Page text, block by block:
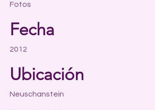
Fotos
Fecha
2012
Ubicación
Neuschanstein